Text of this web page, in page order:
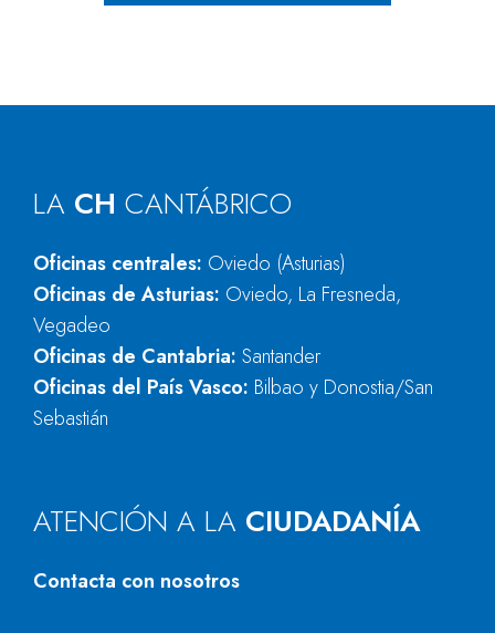
LA CH CANTÁBRICO
Oficinas centrales: Oviedo (Asturias)
Oficinas de Asturias: Oviedo, La Fresneda,
Vegadeo
Oficinas de Cantabria: Santander
Oficinas del País Vasco: Bilbao y Donostia/San
Sebastián
ATENCIÓN A LA CIUDADANÍA
Contacta con nosotros